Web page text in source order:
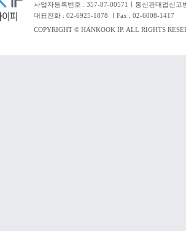
사업자등록번호 : 357-87-00571ㅣ통신판매업신고
대표전화 : 02-6925-1878 ㅣFax : 02-6008-1417
COPYRIGHT © HANKOOK IP. ALL RIGHTS